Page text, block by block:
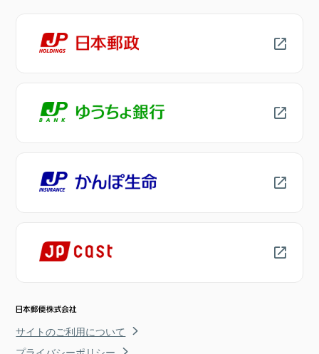
サイトのご利用について